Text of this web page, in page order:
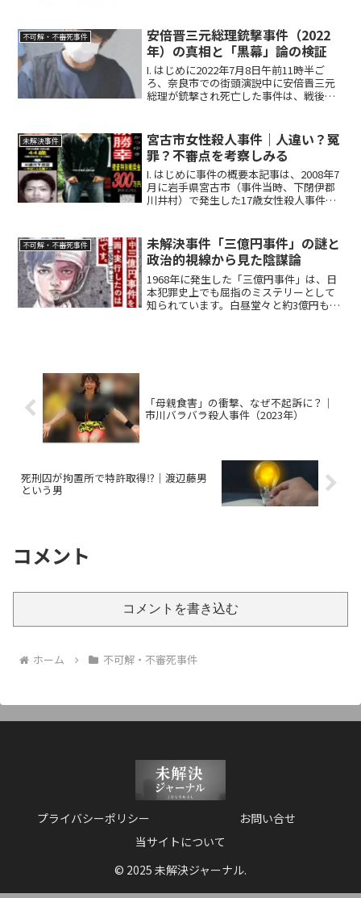
ら奥の空間に横たわっていました。遺体
は死後10日ほど...
不可解・不審死事件
安倍晋三元総理銃撃事件（2022
年）の真相と「黒幕」論の検証
I. はじめに2022年7月8日午前11時半ご
ろ、奈良市での街頭演説中に安倍晋三元
総理が銃撃され死亡した事件は、戦後日
態として国内外に衝撃を与えました。当
時の岸田文雄首...
未解決事件
宮古市女性殺人事件｜人違い？冤
罪？不審点を考察しみる
I. はじめに事件の概要本記事は、2008年7
月に岩手県宮古市（事件当時、下閉伊郡
川井村）で発生した17歳女性殺人事件に
判が行われていない状況に焦点を当てて
分析するもの...
不可解・不審死事件
未解決事件「三億円事件」の謎と
政治的視線から見た陰謀論
1968年に発生した「三億円事件」は、日
本犯罪史上でも屈指のミステリーとして
知られています。白昼堂々と約3億円もの
「母親食害」の衝撃、なぜ不起訴に？｜
市川バラバラ殺人事件（2023年）
死刑囚が拘置所で特許取得⁉｜渡辺藤男
という男
コメント
コメントを書き込む
ホーム 不可解・不審死事件
プライバシーポリシー
お問い合せ
当サイトについて
© 2025 未解決ジャーナル.